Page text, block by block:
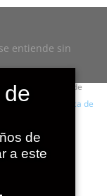
entiende sin
experiencia de
para la
de nuestra política de
de
a este